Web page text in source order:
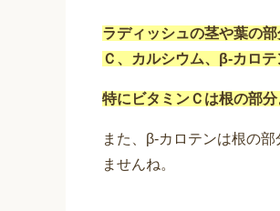
ラディッシュの茎や葉の
Ｃ、カルシウム、β-カロ
特にビタミンＣは根の部
また、β-カロテンは根の
ませんね。